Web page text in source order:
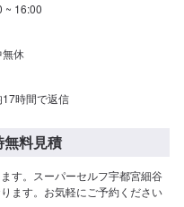
~ 16:00
休
17時間で返信
無料見積
す。スーパーセルフ宇都宮細谷
ます。お気軽にご予約ください